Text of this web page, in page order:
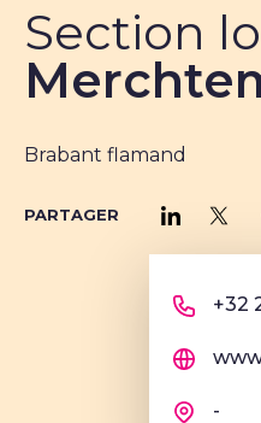
Section
Brabant flamand
PARTAGER
+32
-